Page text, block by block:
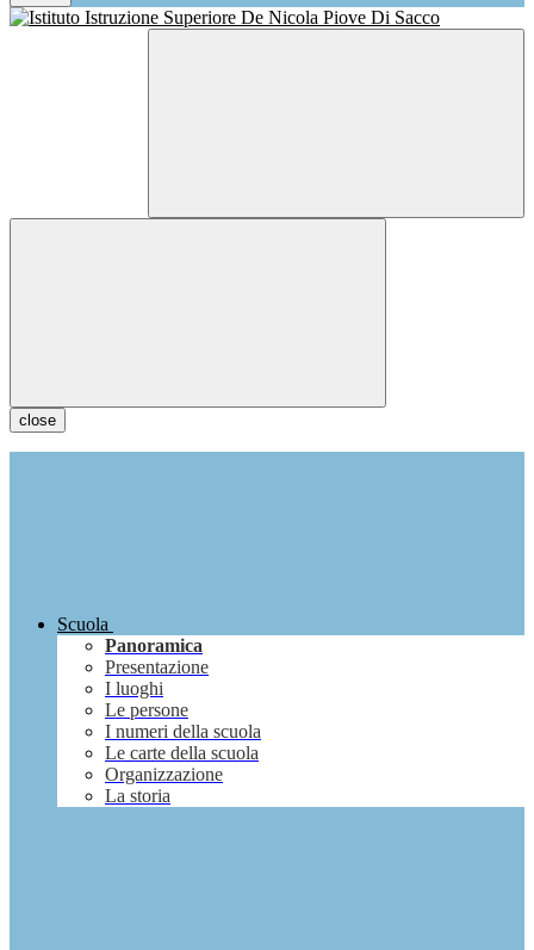
close
Scuola
Panoramica
Presentazione
I luoghi
Le persone
I numeri della scuola
Le carte della scuola
Organizzazione
La storia